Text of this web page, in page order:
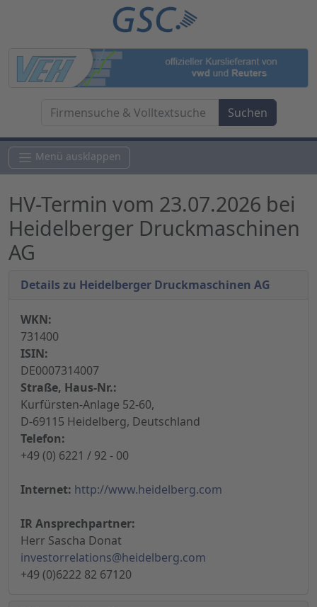
Menü ausklappen
HV-Termin vom 23.07.2026 bei
Heidelberger Druckmaschinen
AG
Details zu Heidelberger Druckmaschinen AG
WKN:
731400
ISIN:
DE0007314007
Straße, Haus-Nr.:
Kurfürsten-Anlage 52-60,
D-69115 Heidelberg, Deutschland
Telefon:
+49 (0) 6221 / 92 - 00
Internet: http://www.heidelberg.com
IR Ansprechpartner:
Herr Sascha Donat
investorrelations@heidelberg.com
+49 (0)6222 82 67120